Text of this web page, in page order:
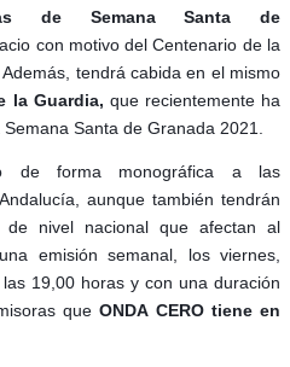
de Semana Santa de
con motivo del Centenario de la
tendrá cabida en el mismo
la Guardia, que recientemente ha
Santa de Granada 2021.
de forma monográfica a las
aunque también tendrán
de nivel nacional que afectan al
emisión semanal, los viernes,
19,00 horas y con una duración
queONDA CERO tiene en